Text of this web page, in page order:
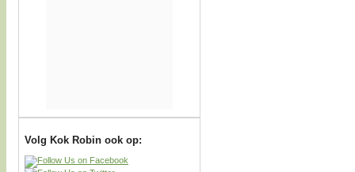
Volg Kok Robin ook op: